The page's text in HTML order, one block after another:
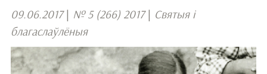
09.06.2017| № 5 (266) 2017 | Святыя і
благаслаўлёныя